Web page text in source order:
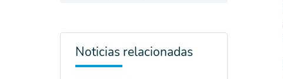
Noticias relacionadas